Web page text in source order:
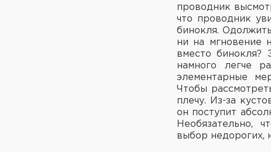
проводник
что проводник
бинокля.
ни на мгновение
вместо бинокля?
намного легче
элементарные
Чтобы
плечу. Из-за
он поступит
Необязательно,
выбор недорогих,